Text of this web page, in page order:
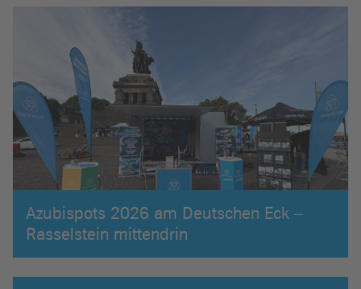
Azubispots 2026 am Deutschen Eck –
Rasselstein mittendrin